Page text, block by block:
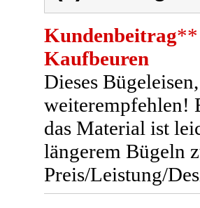
Kundenbeitrag**
Kaufbeuren
Dieses
weiterempfehlen!
das Material ist
längerem Bügeln
Preis/Leistung/